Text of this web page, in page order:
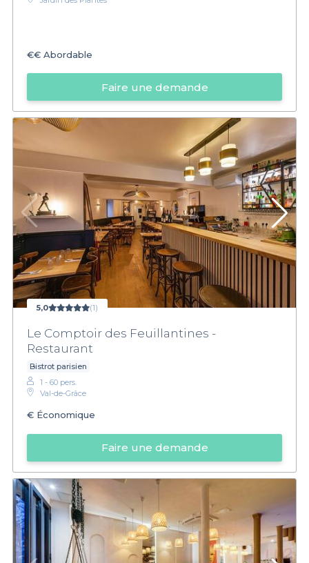
€€ Abordable
Faire une demande
5,0 (1)
Le Comptoir des Feuillantines -
Restaurant
Bistrot parisien
1 - 60 pers.
Val-de-Grâce
€ Économique
Faire une demande